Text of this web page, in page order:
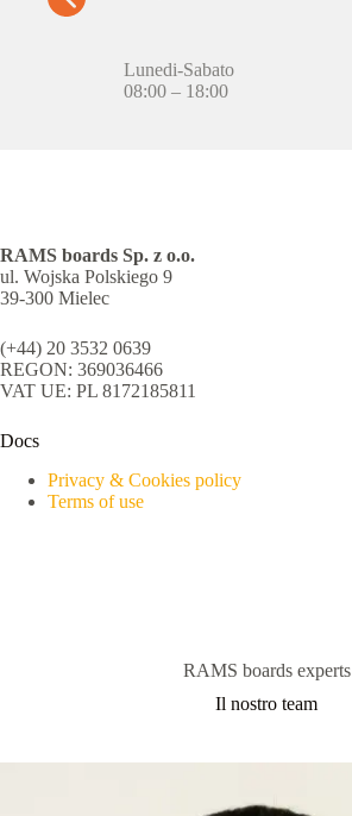
Lunedi-Sabato
08:00 – 18:00
RAMS boards Sp. z o.o.
ul. Wojska Polskiego 9
39-300 Mielec
(+44) 20 3532 0639
REGON: 369036466
VAT UE: PL 8172185811
Docs
Privacy & Cookies policy
Terms of use
RAMS boards experts
Il nostro team